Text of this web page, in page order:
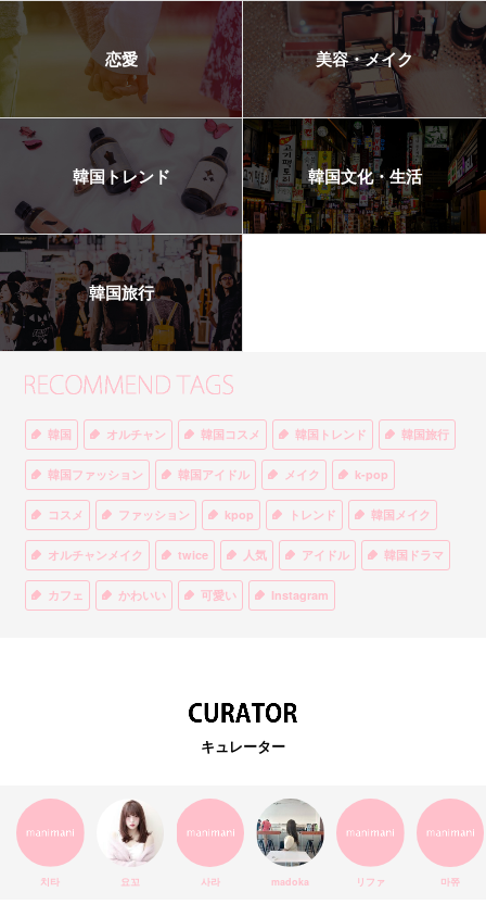
キュレーター
치타 요꼬 사라 madoka リファ 마쮸
恋愛 美容・メイク
韓国トレンド 韓国文化・生活
韓国旅行
韓国 オルチャン 韓国コスメ 韓国トレンド 韓国旅行
韓国ファッション 韓国アイドル メイク k-pop
コスメ ファッション kpop トレンド 韓国メイク
オルチャンメイク twice 人気 アイドル 韓国ドラマ
カフェ かわいい 可愛い Instagram
ダイエット stylekorean
韓国グルメ スタイルコリアン
インスタグラム SEVENTEEN セルカ おしゃれ
エチュードハウス 防弾少年団 アプリ 韓国料理
コラボ YouTube 少女時代 SNS映え アイシャドウ